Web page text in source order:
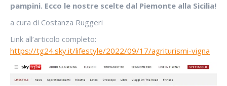
pampini. Ecco le nostre scelte dal Piemonte alla Sicilia!
a cura di Costanza Ruggeri
Link all’articolo completo:
https://tg24.sky.it/lifestyle/2022/09/17/agriturismi-vigna